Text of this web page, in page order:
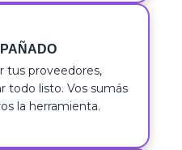
tus proveedores,
todo listo. Vos sumás
la herramienta.